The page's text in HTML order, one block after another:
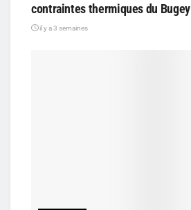
contraintes thermiques du Bugey
il y a 3 semaines